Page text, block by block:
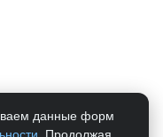
данные форм